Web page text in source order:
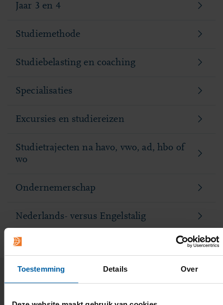
Toestemming Details Over
Jaar 3 en 4
Studiemethode
Studiebelasting en coaching
Specialisaties
Excursies en studiereizen
Studietrajecten na havo, vwo, ad, hbo of
wo
Ondernemerschap
Nederlands- versus Engelstalig